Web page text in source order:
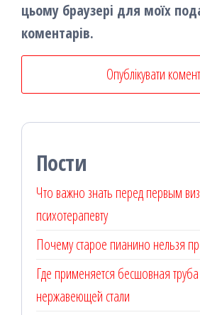
цьому браузері для моїх
коментарів.
Пости
Что важно знать перед первым
психотерапевту
Почему старое пианино нельзя
Где применяется бесшовная
нержавеющей стали